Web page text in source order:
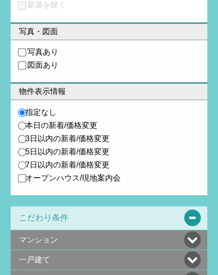
新築を除く
写真・図面
写真あり
図面あり
物件表示情報
指定なし
本日の新着/価格変更
3日以内の新着/価格変更
5日以内の新着/価格変更
7日以内の新着/価格変更
オープンハウス/現地案内会
こだわり条件
マンション
一戸建て